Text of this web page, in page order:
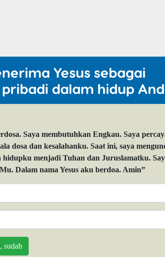
Yesus sebagai
dalam hidup
Saya membutuhkan Engkau. Saya
dosa dan kesalahanku. Saat ini, saya
hidupku menjadi Tuhan dan Juruslamatku.
Dalam nama Yesus aku berdoa. Amin”